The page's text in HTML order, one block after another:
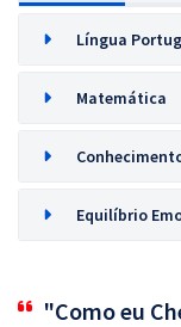
Língua
Matemática
Equilíbrio
"Como eu